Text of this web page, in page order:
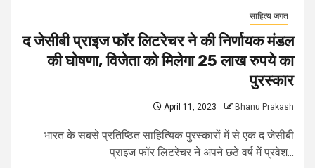
साहित्य जगत
द जेसीबी प्राइज फॉर लिटरेचर ने की निर्णायक मंडल
की घोषणा, विजेता को मिलेगा 25 लाख रुपये का
पुरस्कार
April 11, 2023 Bhanu Prakash
भारत के सबसे प्रतिष्ठित साहित्यिक पुरस्कारों में से एक द जेसीबी
प्राइज फॉर लिटरेचर ने अपने छठे वर्ष में प्रवेश...